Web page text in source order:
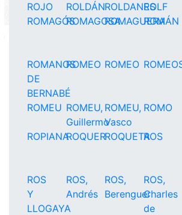
ROJO ROLDÁNROLDANESROLF
ROMAGÓSROMAGOSAROMAGUERA
ROMÁN
ROMANOS
DE
BERNABÉ
ROMEO ROMEO
ROMEU ROMEU,
Guillermo
ROMEU,
Vasco
ROMO
ROPIANAROQUERROQUETAROS
ROS
Y
LLOGAYA
ROS,
Andrés
ROS,
Berenguer
ROS,
Charles
de